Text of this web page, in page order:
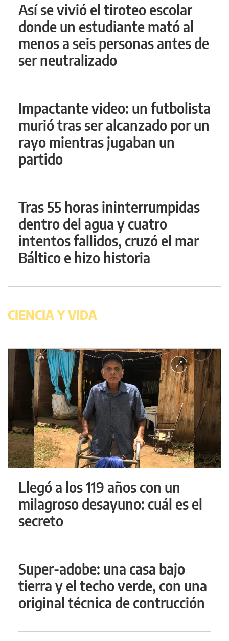
Así se vivió el tiroteo escolar
donde un estudiante mató al
menos a seis personas antes de
ser neutralizado
Impactante video: un futbolista
murió tras ser alcanzado por un
rayo mientras jugaban un
partido
Tras 55 horas ininterrumpidas
dentro del agua y cuatro
intentos fallidos, cruzó el mar
Báltico e hizo historia
CIENCIA Y VIDA
Llegó a los 119 años con un
milagroso desayuno: cuál es el
secreto
Super-adobe: una casa bajo
tierra y el techo verde, con una
original técnica de contrucción